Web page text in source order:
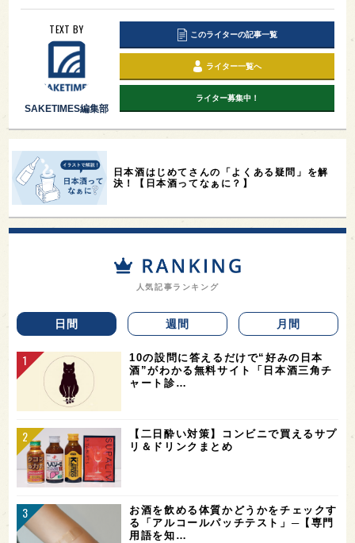
TEXT BY
SAKETIMES編集部
このライターの記事一覧
ライター一覧へ
ライター募集中！
日本酒はじめてさんの「よくある疑問」を解
決！【日本酒ってなぁに？】
人気記事ランキング
日間 週間 月間
10の設問に答えるだけで“好みの日本
酒”がわかる無料サイト「日本酒三角チ
ャート診…
【二日酔い対策】コンビニで買えるサプ
リ＆ドリンクまとめ
お酒を飲める体質かどうかをチェックす
る「アルコールパッチテスト」─【専門
用語を知…